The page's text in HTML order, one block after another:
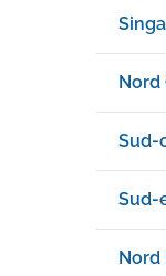
Nord
Sud-
Sud-
Nord